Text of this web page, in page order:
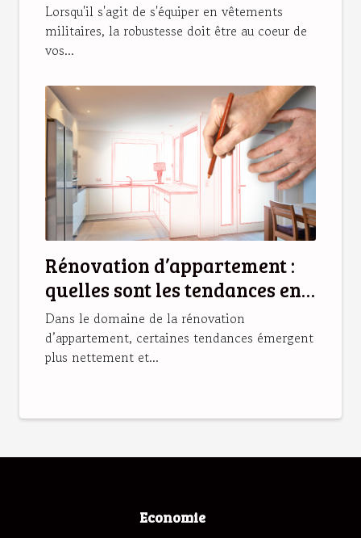
Lorsqu'il s'agit de s'équiper en vêtements
militaires, la robustesse doit être au coeur de
vos...
Rénovation d’appartement :
quelles sont les tendances en
2025 ?
Dans le domaine de la rénovation
d’appartement, certaines tendances émergent
plus nettement et...
Economie